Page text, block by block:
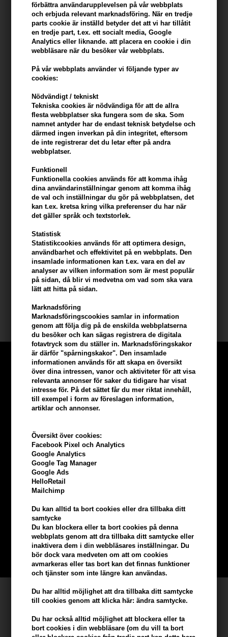
förbättra användarupplevelsen på vår webbplats
och erbjuda relevant marknadsföring. När en tredje
parts cookie är inställd betyder det att vi har tillåtit
en tredje part, t.ex. ett socialt media, Google
Analytics eller liknande. att placera en cookie i din
webbläsare när du besöker vår webbplats.
På vår webbplats använder vi följande typer av
cookies:
Nödvändigt / tekniskt
Tekniska cookies är nödvändiga för att de allra
flesta webbplatser ska fungera som de ska. Som
namnet antyder har de endast teknisk betydelse och
därmed ingen inverkan på din integritet, eftersom
de inte registrerar det du letar efter på andra
webbplatser.
Funktionell
Funktionella cookies används för att komma ihåg
dina användarinställningar genom att komma ihåg
de val och inställningar du gör på webbplatsen, det
kan t.ex. kretsa kring vilka preferenser du har när
det gäller språk och textstorlek.
Statistisk
Statistikcookies används för att optimera design,
användbarhet och effektivitet på en webbplats. Den
insamlade informationen kan t.ex. vara en del av
analyser av vilken information som är mest populär
på sidan, då blir vi medvetna om vad som ska vara
lätt att hitta på sidan.
Marknadsföring
Marknadsföringscookies samlar in information
genom att följa dig på de enskilda webbplatserna
du besöker och kan sägas registrera de digitala
fotavtryck som du ställer in. Marknadsföringskakor
är därför "spårningskakor". Den insamlade
informationen används för att skapa en översikt
över dina intressen, vanor och aktiviteter för att visa
relevanta annonser för saker du tidigare har visat
intresse för. På det sättet får du mer riktat innehåll,
till exempel i form av föreslagen information,
artiklar och annonser.
Översikt över cookies:
Facebook Pixel och Analytics
Google Analytics
Google Tag Manager
Google Ads
HelloRetail
Mailchimp
Du kan alltid ta bort cookies eller dra tillbaka ditt
samtycke
Du kan blockera eller ta bort cookies på denna
webbplats genom att dra tillbaka ditt samtycke eller
inaktivera dem i din webbläsares inställningar. Du
bör dock vara medveten om att om cookies
avmarkeras eller tas bort kan det finnas funktioner
och tjänster som inte längre kan användas.
Du har alltid möjlighet att dra tillbaka ditt samtycke
till cookies genom att klicka här: ändra samtycke.
Du har också alltid möjlighet att blockera eller ta
bort cookies i din webbläsare (om du vill ta bort
Beskrivning Recensioner Tillverkare
Lernberger Stafsing Hydrating & Strengthening Conditioner 250ml
Ett fuktgivande och stärkande balsam som återställer och
Egenskaper
Detta balsam har utvecklats för att ge intensiv fukt och styrka till
torrt och försvagat hår. Den är berikad med arganolja och
sidenproteiner som ger näring och skyddar håret. Formulan
hjälper till att förbättra hårets elasticitet och minskar brott, vilket
gör det mjukt, glänsande och mer motståndskraftigt. Perfekt för
dagligt bruk och passar alla hårtyper som behöver extra vård och
Användning av produkten
- Applicera en lämplig mängd balsam i håret.
- Fördela det jämnt från rot till spets.
- Låt verka i 2-3 minuter.
- Skölj noggrant med vatten.
Storlek: 250ml.
Lernberger Stafsing
Tjäna5% bonus
beställning
Bli en del av vår kundklubb gratis och få rabatter när du handlar
BLI EN GRATIS MEDLEM HÄR
Kundservice
Frisenborgvej 6A